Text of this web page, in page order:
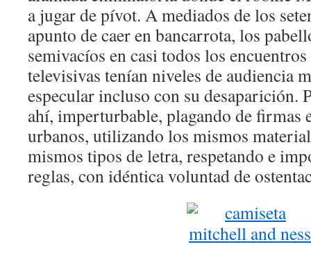
a jugar de pívot. A mediados de los
apunto de caer en bancarrota, los
semivacíos en casi todos los
televisivas tenían niveles de audiencia
especular incluso con su desaparición.
ahí, imperturbable, plagando de firmas
urbanos, utilizando los mismos
mismos tipos de letra, respetando e
reglas, con idéntica voluntad de